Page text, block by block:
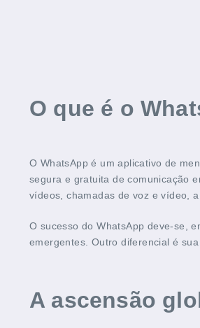
O que é o
O WhatsApp é um aplicativo de
segura e gratuita de comunicação
vídeos, chamadas de voz e vídeo,
O sucesso do WhatsApp deve-se,
emergentes. Outro diferencial é
A ascensão